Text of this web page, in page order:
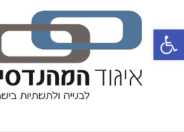
פתח סרגל נגישות